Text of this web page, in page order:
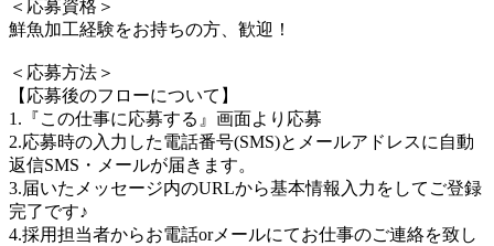
＜応募資格＞
鮮魚加工経験をお持ちの方、歓迎！
＜応募方法＞
【応募後のフローについて】
1.『この仕事に応募する』画面より応募
2.応募時の入力した電話番号(SMS)とメールアドレスに自動
返信SMS・メールが届きます。
3.届いたメッセージ内のURLから基本情報入力をしてご登録
完了です♪
4.採用担当者からお電話orメールにてお仕事のご連絡を致し